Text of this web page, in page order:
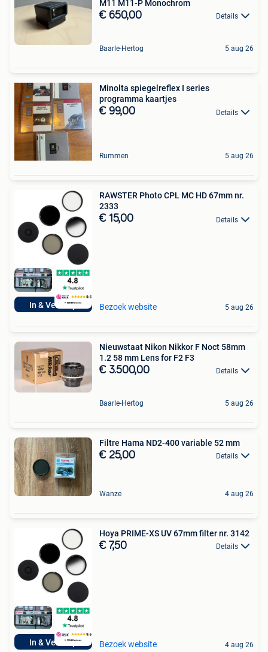
M11 M11-P Monochrom
€ 650,00 Details
Baarle-Hertog 5 aug 26
Minolta spiegelreflex I series
programma kaartjes
€ 99,00 Details
Rummen 5 aug 26
In & Verkoop
RAWSTER Photo CPL MC HD 67mm nr.
2333
€ 15,00 Details
Bezoek website 5 aug 26
Nieuwstaat Nikon Nikkor F Noct 58mm
1.2 58 mm Lens for F2 F3
€ 3.500,00 Details
Baarle-Hertog 5 aug 26
Filtre Hama ND2-400 variable 52 mm
€ 25,00 Details
Wanze 4 aug 26
In & Verkoop
Hoya PRIME-XS UV 67mm filter nr. 3142
€ 7,50 Details
Bezoek website 4 aug 26